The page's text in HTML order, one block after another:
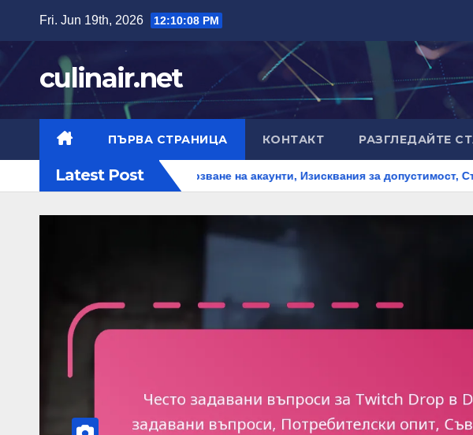
content
Fri. Jun 19th, 2026 12:10:10 PM
culinair.net
ПЪРВА СТРАНИЦА КОНТАКТ РАЗГЛЕДАЙТЕ
Latest Post
за Destiny 2: Свързване на акаунти, Изисквания за допустимост, Стъпки за